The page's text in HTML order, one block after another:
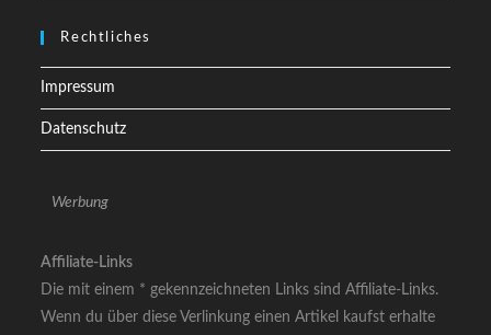
Rechtliches
Impressum
Datenschutz
Werbung
Affiliate-Links
Die mit einem * gekennzeichneten Links sind Affiliate-Links.
Wenn du über diese Verlinkung einen Artikel kaufst erhalte